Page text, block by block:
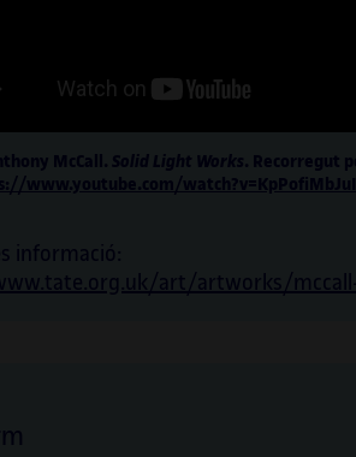
McCall. Solid Light Works. Recorregut
www.youtube.com/watch?v=KpPofiMbJuI
informació:
art/artworks/mccall-